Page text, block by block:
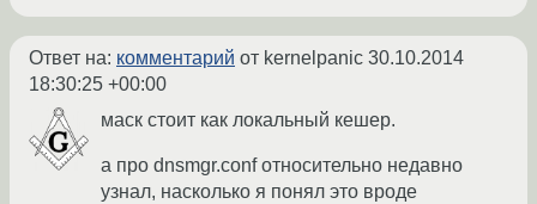
Ответ на: комментарий от kernelpanic 30.10.2014
18:30:25 +00:00
маск стоит как локальный кешер.
а про dnsmgr.conf относительно недавно
узнал, насколько я понял это вроде